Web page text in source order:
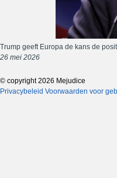
Trump geeft Europa de kans de
26 mei 2026
© copyright 2026 Mejudice
Privacybeleid Voorwaarden voor